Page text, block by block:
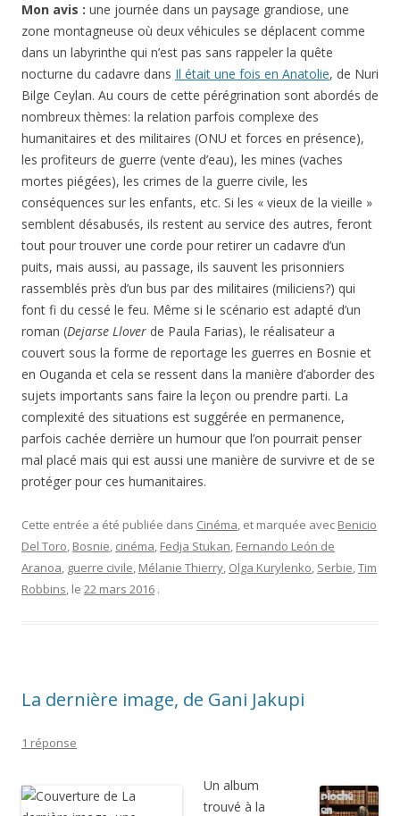
Mon avis : une journée dans un paysage grandiose, une
zone montagneuse où deux véhicules se déplacent comme
dans un labyrinthe qui n’est pas sans rappeler la quête
nocturne du cadavre dans Il était une fois en Anatolie, de Nuri
Bilge Ceylan. Au cours de cette pérégrination sont abordés de
nombreux thèmes: la relation parfois complexe des
humanitaires et des militaires (ONU et forces en présence),
les profiteurs de guerre (vente d’eau), les mines (vaches
mortes piégées), les crimes de la guerre civile, les
conséquences sur les enfants, etc. Si les « vieux de la vieille »
semblent désabusés, ils restent au service des autres, feront
tout pour trouver une corde pour retirer un cadavre d’un
puits, mais aussi, au passage, ils sauvent les prisonniers
rassemblés près d’un bus par des militaires (miliciens?) qui
font fi du cessé le feu. Même si le scénario est adapté d’un
roman (Dejarse Llover de Paula Farias), le réalisateur a
couvert sous la forme de reportage les guerres en Bosnie et
en Ouganda et cela se ressent dans la manière d’aborder des
sujets importants sans faire la leçon ou prendre parti. La
complexité des situations est suggérée en permanence,
parfois cachée derrière un humour que l’on pourrait penser
mal placé mais qui est aussi une manière de survivre et de se
protéger pour ces humanitaires.
Cette entrée a été publiée dans Cinéma, et marquée avec Benicio
Del Toro, Bosnie, cinéma, Fedja Stukan, Fernando León de
Aranoa, guerre civile, Mélanie Thierry, Olga Kurylenko, Serbie,Tim
Robbins, le 22 mars 2016 .
La dernière image, de Gani Jakupi
1 réponse
Un album
trouvé à la